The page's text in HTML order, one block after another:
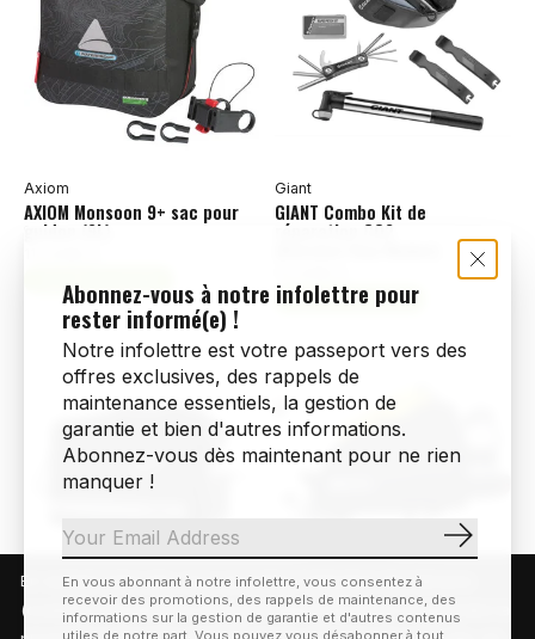
Axiom
AXIOM Monsoon 9+ sac pour
guidon (9L)
Giant
GIANT Combo Kit de
réparation CO2
Ajouter au panier
Corsino
CORSINO Traveller sacoche
Corsino
CORSINO Adventure sac de
Abonnez-vous à notre infolettre pour
rester informé(e) !
Notre infolettre est votre passeport vers des
offres exclusives, des rappels de
maintenance essentiels, la gestion de
garantie et bien d'autres informations.
Abonnez-vous dès maintenant pour ne rien
manquer !
En vous abonnant à notre infolettre, vous consentez à
recevoir des promotions, des rappels de maintenance, des
informations sur la gestion de garantie et d'autres contenus
utiles de notre part. Vous pouvez vous désabonner à tout
En visitant notre site, vous acceptez l'utilisation des témoins
(cookies). Ces derniers nous permettent de mieux comprendre la